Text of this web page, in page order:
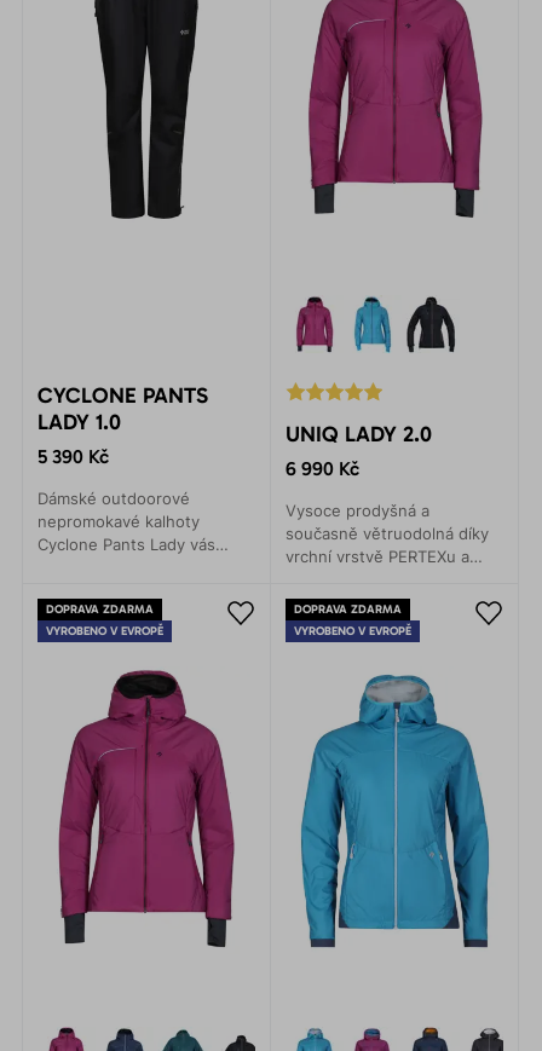
CYCLONE PANTS
LADY 1.0
5 390 Kč
Dámské outdoorové
nepromokavé kalhoty
Cyclone Pants Lady vás
kombinaci pohodlí, odolnosti
i funkčnosti.
UNIQ LADY 2.0
6 990 Kč
Vysoce prodyšná a
současně větruodolná díky
vrchní vrstvě PERTEXu a
Thindown uvnitř bundy.
DOPRAVA ZDARMA
VYROBENO V EVROPĚ
DOPRAVA ZDARMA
VYROBENO V EVROPĚ